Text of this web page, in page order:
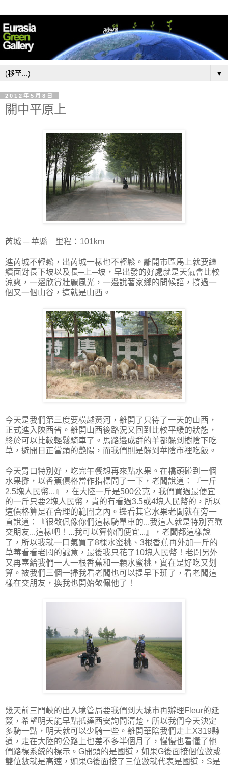
▼
2012年5月8日
關中平原上
芮城 ─ 華縣 里程：101km
進芮城不輕鬆，出芮城一樣也不輕鬆。離開市區馬上就要繼
續面對長下坡以及長─上─坡，早出發的好處就是天氣會比較
涼爽，一邊欣賞壯麗風光，一邊說著家鄉的問候語，撐過一
個又一個山谷，這就是山西。
今天是我們第三度要橫越黃河，離開了只待了一天的山西，
正式進入陝西省。離開山西後路況又回到比較平緩的狀態，
終於可以比較輕鬆騎車了。馬路邊成群的羊都躲到樹陰下吃
草，避開日正當頭的艷陽，而我們則是躲到華陰市裡吃飯。
今天胃口特別好，吃完午餐想再來點水果。在橋頭碰到一個
水果攤，以香蕉價格當作指標問了一下，老闆說道：『一斤
2.5塊人民幣...』，在大陸一斤是500公克，我們買過最便宜
的一斤只要2塊人民幣，貴的有看過3.5或4塊人民幣的，所以
這價格算是在合理的範圍之內。邊看其它水果老闆就在旁一
直說道：『很敬佩像你們這樣騎單車的...我這人就是特別喜歡
交朋友...這樣吧！...我可以算你們便宜...』，老闆都這樣說
了，所以我就一口氣買了8棵水蜜桃、3根香蕉再外加一斤的
草莓看看老闆的誠意，最後我只花了10塊人民幣！老闆另外
又再塞給我們一人一根香蕉和一顆水蜜桃，實在是好吃又划
算。被我們三個一掃我看老闆也可以提早下班了，看老闆這
樣在交朋友，換我也開始敬佩他了！
幾天前三門峽的出入境管局要我們到大城市再辦理Fleur的延
簽，希望明天能早點抵達西安詢問清楚，所以我們今天決定
多騎一點，明天就可以少騎一些。離開華陰我們走上X319縣
道，走在大陸的公路上也差不多半個月了，慢慢也看懂了他
們路標系統的標示。G開頭的是國道，如果G後面接個位數或
雙位數就是高速，如果G後面接了三位數就代表是國道，S是